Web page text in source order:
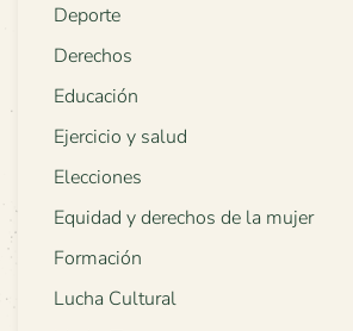
Deporte
Derechos
Educación
Ejercicio y salud
Elecciones
Equidad y derechos de la mujer
Formación
Lucha Cultural